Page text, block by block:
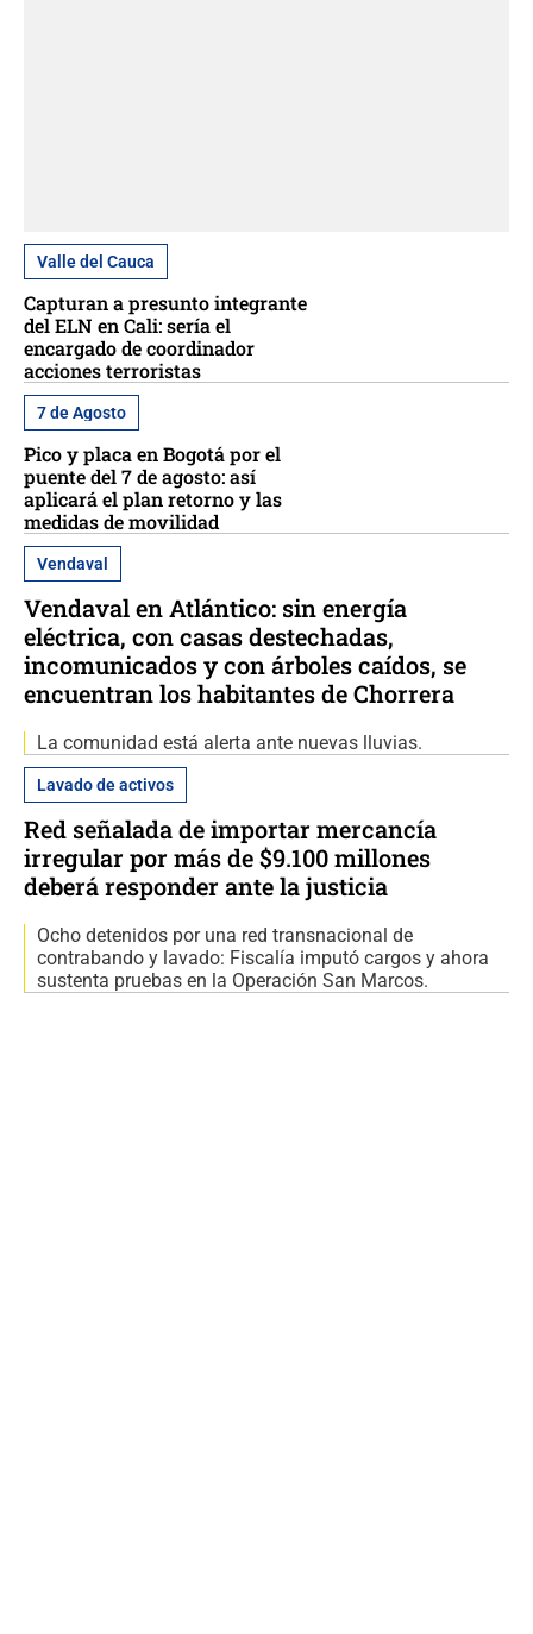
Valle del Cauca
Capturan a presunto integrante
del ELN en Cali: sería el
encargado de coordinador
acciones terroristas
7 de Agosto
Pico y placa en Bogotá por el
puente del 7 de agosto: así
aplicará el plan retorno y las
medidas de movilidad
Vendaval
Vendaval en Atlántico: sin energía
eléctrica, con casas destechadas,
incomunicados y con árboles caídos, se
encuentran los habitantes de Chorrera
La comunidad está alerta ante nuevas lluvias.
Lavado de activos
Red señalada de importar mercancía
irregular por más de $9.100 millones
deberá responder ante la justicia
Ocho detenidos por una red transnacional de
contrabando y lavado: Fiscalía imputó cargos y ahora
sustenta pruebas en la Operación San Marcos.